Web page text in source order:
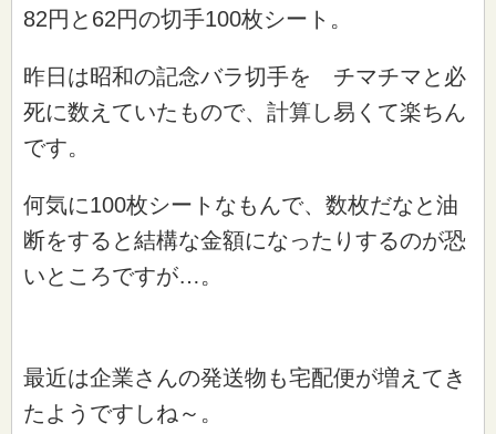
82円と62円の切手100枚シート。
昨日は昭和の記念バラ切手を チマチマと必
死に数えていたもので、計算し易くて楽ちん
です。
何気に100枚シートなもんで、数枚だなと油
断をすると結構な金額になったりするのが恐
いところですが…。
最近は企業さんの発送物も宅配便が増えてき
たようですしね～。